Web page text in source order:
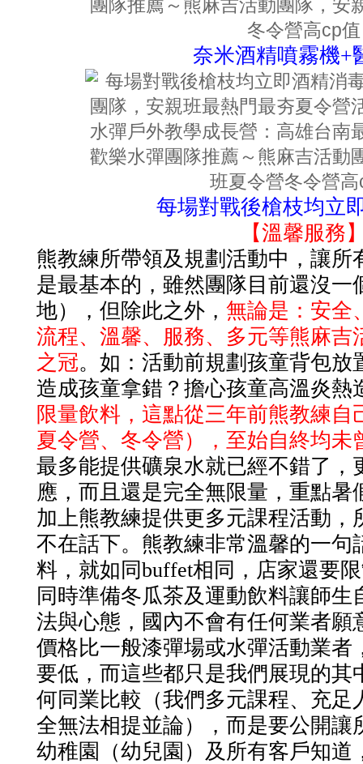
奈米酒精噴霧機+
每場對戰後槍枝均立
【溫馨服務
熊教練所帶領及規劃活動中，讓所
是最基本的，雖然團隊目前還沒一
地），但除此之外， 無論是：安全
流程、溫馨、服務、多元等熊麻吉
之冠。如：活動前規劃孩童背包放
造成孩童拿錯？擔心孩童高溫炎熱
限量飲料，這點從三年前熊教練自
夏令營、冬令營），至始自終均未
最多能提供礦泉水就已經不錯了，
應，而且還是完全無限量，重點暑
加上熊教練提供更多元課程活動，
不在話下。熊教練非常溫馨的一句
料，就如同buffet相同，店家還要
同時準備冬瓜茶及運動飲料讓師生
法與心態，國內不會有任何業者願
價格比一般漆彈場或水彈活動業者
要低，而這些都只是我們展現的其
何同業比較（我們多元課程、充足
全無法相提並論），而是要公開讓
幼稚園（幼兒園）及所有客戶知道